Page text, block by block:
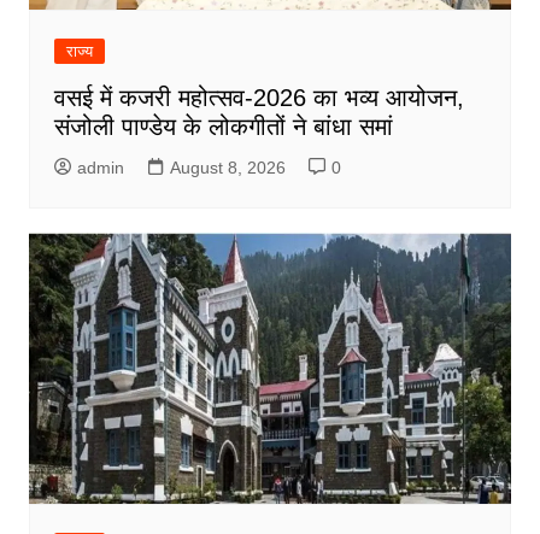
राज्य
वसई में कजरी महोत्सव-2026 का भव्य आयोजन,
संजोली पाण्डेय के लोकगीतों ने बांधा समां
admin August 8, 2026 0